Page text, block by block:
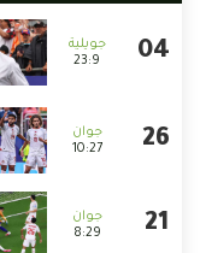
23:9
10:27
8:29